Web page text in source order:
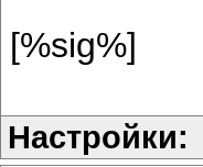
[%sig%]
Настройки: